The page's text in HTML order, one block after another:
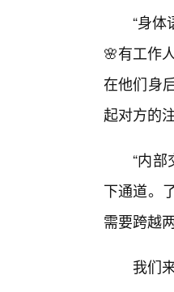
“身体
🌸有工作
在他们身
起对方的
“内
下通道。
需要跨越
我们